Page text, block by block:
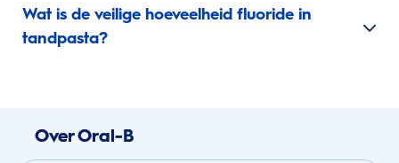
Wat is de veilige hoeveelheid fluoride in
tandpasta?
Over Oral-B